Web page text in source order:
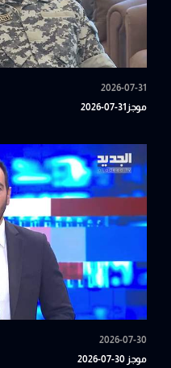
2026-07-31
موجز31-07-2026
2026-07-30
موجز 30-07-2026